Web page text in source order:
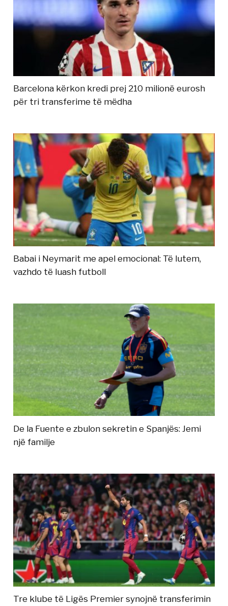
Barcelona kërkon kredi prej 210 milionë eurosh
për tri transferime të mëdha
Babai i Neymarit me apel emocional: Të lutem,
vazhdo të luash futboll
De la Fuente e zbulon sekretin e Spanjës: Jemi
një familje
Tre klube të Ligës Premier synojnë transferimin